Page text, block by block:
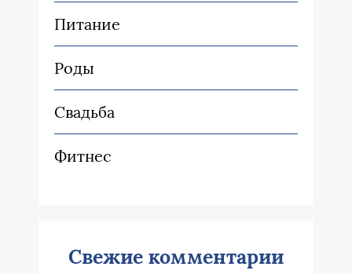
Питание
Роды
Свадьба
Фитнес
Свежие комментарии